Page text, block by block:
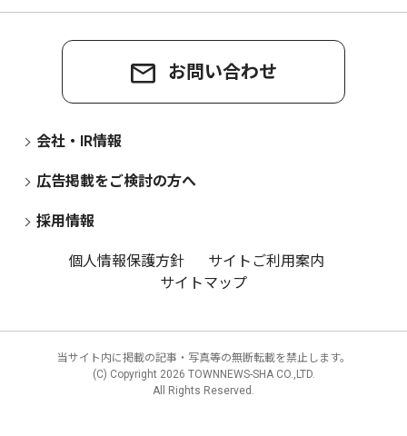
お問い合わせ
会社・IR情報
広告掲載をご検討の方へ
採用情報
個人情報保護方針
サイトご利用案内
サイトマップ
当サイト内に掲載の記事・写真等の無断転載を禁止します。
(C) Copyright 2026 TOWNNEWS-SHA CO.,LTD.
All Rights Reserved.